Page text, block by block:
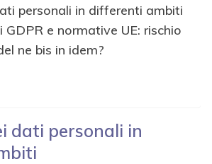
personali in differenti ambiti
e normative UE: rischio
ne bis in idem?
dati personali in